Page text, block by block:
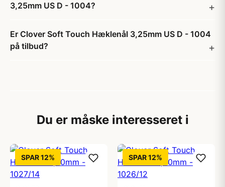
3,25mm US D - 1004?
Er Clover Soft Touch Hæklenål 3,25mm US D - 1004
på tilbud?
Du er måske interesseret i
SPAR 12% SPAR 12%